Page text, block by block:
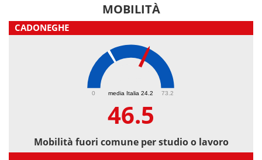
MOBILITÀ
CADONEGHE
media Italia 24.2
0 73.2
46.5
Mobilità fuori comune per studio o lavoro